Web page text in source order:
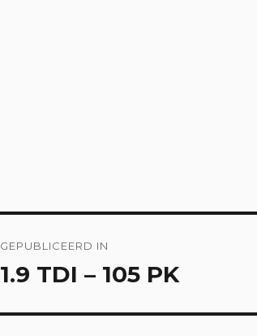
navigatie
GEPUBLICEERD IN
1.9 TDI – 105 PK